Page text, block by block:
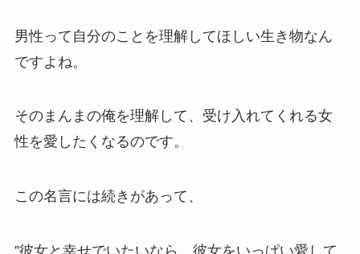
男性って自分のことを理解してほしい生き物なん
ですよね。
そのまんまの俺を理解して、受け入れてくれる女
性を愛したくなるのです。
この名言には続きがあって、